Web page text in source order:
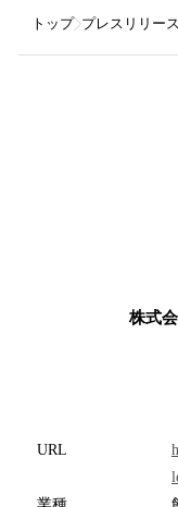
トップ プレスリリース
株式
URL